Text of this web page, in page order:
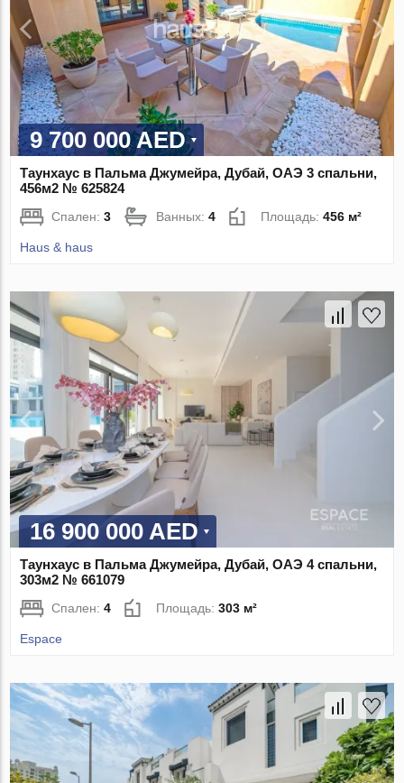
9 700 000 AED
Таунхаус в Пальма Джумейра, Дубай, ОАЭ 3 спальни,
456м2 № 625824
Спален:3 Ванных:4 Площадь:456 м²
Haus & haus
16 900 000 AED
Таунхаус в Пальма Джумейра, Дубай, ОАЭ 4 спальни,
303м2 № 661079
Спален:4 Площадь:303 м²
Espace